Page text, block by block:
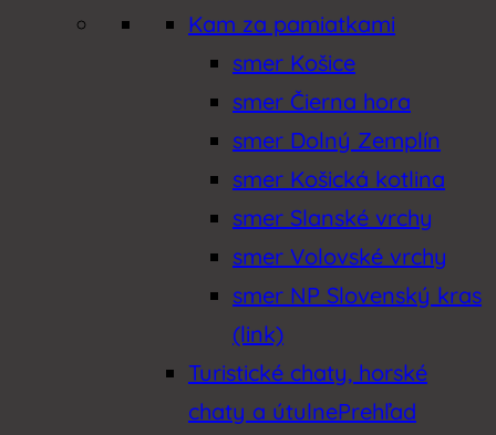
Kam za pamiatkami
smer Košice
smer Čierna hora
smer Dolný Zemplín
smer Košická kotlina
smer Slanské vrchy
smer Volovské vrchy
smer NP Slovenský kras
(link)
Turistické chaty, horské
chaty a útulnePrehľad